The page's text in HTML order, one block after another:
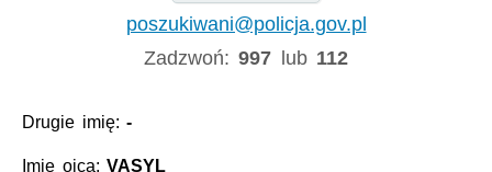
poszukiwani@policja.gov.pl
Zadzwoń:997 lub 112
Drugie imię:-
Imię ojca:VASYL